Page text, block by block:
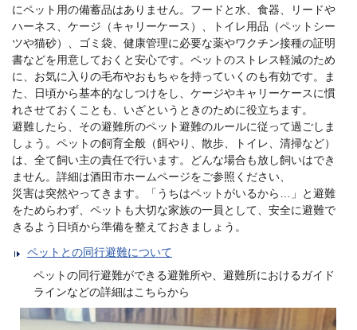
にペット用の備蓄品はありません。フードと水、食器、リードや
ハーネス、ケージ（キャリーケース）、トイレ用品（ペットシー
ツや猫砂）、ゴミ袋、健康管理に必要な薬やワクチン接種の証明
書などを用意しておくと安心です。ペットのストレス軽減のため
に、お気に入りの毛布やおもちゃを持っていくのも有効です。ま
た、日頃から基本的なしつけをし、ケージやキャリーケースに慣
れさせておくことも、いざというときのために役立ちます。
避難したら、その避難所のペット避難のルールに従って過ごしま
しょう。ペットの飼育全般（餌やり、散歩、トイレ、清掃など）
は、全て飼い主の責任で行います。どんな場合も放し飼いはでき
ません。詳細は酒田市ホームページをご参照ください、
災害は突然やってきます。「うちはペットがいるから…」と避難
をためらわず、ペットも大切な家族の一員として、安全に避難で
きるよう日頃から準備を整えておきましょう。
ペットとの同行避難について
ペットの同行避難ができる避難所や、避難所におけるガイド
ラインなどの詳細はこちらから